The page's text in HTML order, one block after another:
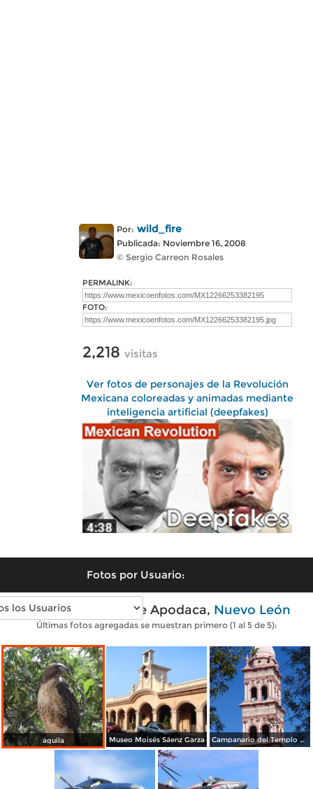
Por: wild_fire
Publicada: Noviembre 16, 2008
© Sergio Carreon Rosales
PERMALINK:
FOTO:
2,218 visitas
Ver fotos de personajes de la Revolución
Mexicana coloreadas y animadas mediante
inteligencia artificial (deepfakes)
Fotos por Usuario:
Fotos modernas de Apodaca, Nuevo León
Últimas fotos agregadas se muestran primero (1 al 5 de 5):
aguila Museo Moisés Sáenz Garza Campanario del Templo de San Francisco